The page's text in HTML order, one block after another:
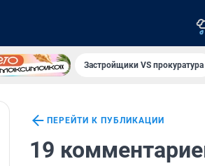
Застройщики VS прокуратура
ПЕРЕЙТИ К ПУБЛИКАЦИИ
19